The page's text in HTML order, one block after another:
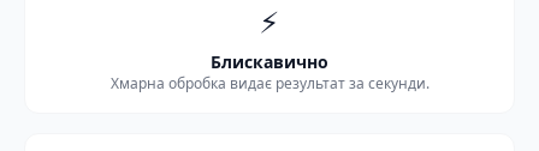
⚡
Блискавично
Хмарна обробка видає результат за секунди.